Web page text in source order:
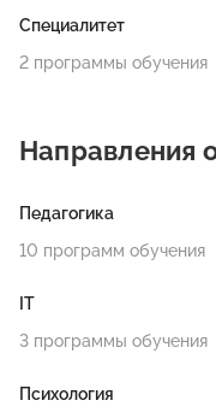
Специалитет
2 программы обучения
Направления
Педагогика
10 программ обучения
IT
3 программы обучения
Психология